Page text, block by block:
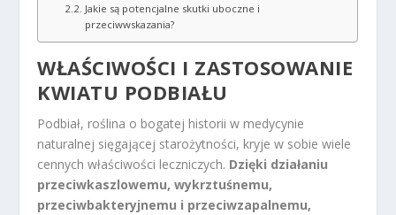
Jakie są potencjalne skutki uboczne i
przeciwwskazania?
WŁAŚCIWOŚCI I ZASTOSOWANIE
KWIATU PODBIAŁU
Podbiał, roślina o bogatej historii w medycynie
naturalnej sięgającej starożytności, kryje w sobie wiele
cennych właściwości leczniczych. Dzięki działaniu
przeciwkaszlowemu, wykrztuśnemu,
przeciwbakteryjnemu i przeciwzapalnemu,